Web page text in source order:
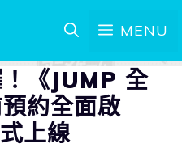
MENU
《JUMP 全
約全面啟
上線